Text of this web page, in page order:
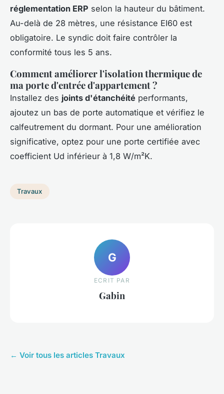
réglementation ERP selon la hauteur du bâtiment.
Au-delà de 28 mètres, une résistance EI60 est
obligatoire. Le syndic doit faire contrôler la
conformité tous les 5 ans.
Comment améliorer l'isolation thermique de
ma porte d'entrée d'appartement ?
Installez des joints d'étanchéité performants,
ajoutez un bas de porte automatique et vérifiez le
calfeutrement du dormant. Pour une amélioration
significative, optez pour une porte certifiée avec
coefficient Ud inférieur à 1,8 W/m²K.
Travaux
G
ECRIT PAR
Gabin
← Voir tous les articles Travaux